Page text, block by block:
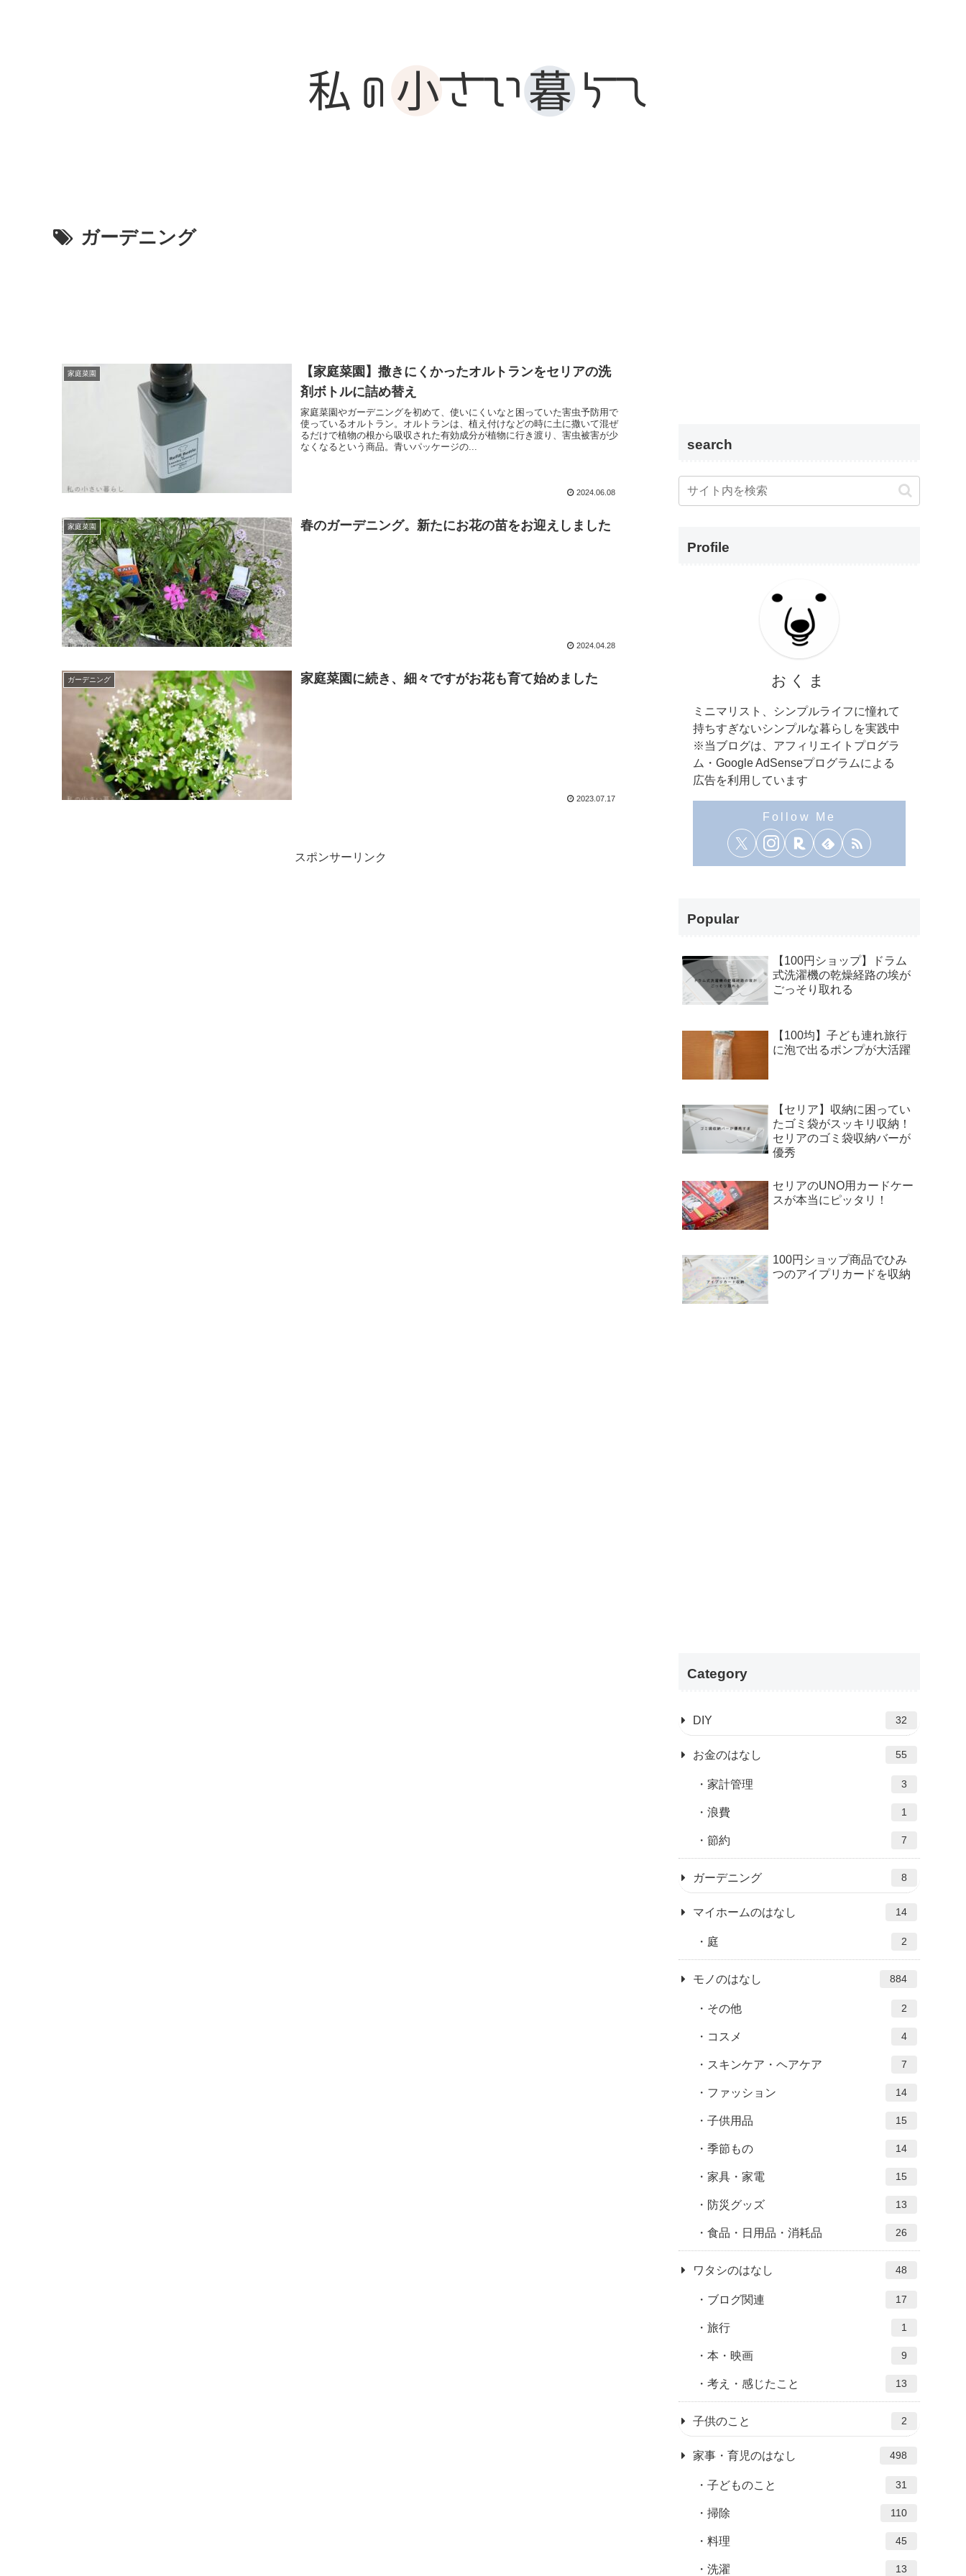
ガーデニング
家庭菜園
【家庭菜園】撒きにくかったオルトランをセリアの洗
剤ボトルに詰め替え
家庭菜園やガーデニングを初めて、使いにくいなと困っていた害虫予防用で
使っているオルトラン。オルトランは、植え付けなどの時に土に撒いて混ぜ
るだけで植物の根から吸収された有効成分が植物に行き渡り、害虫被害が少
なくなるという商品。青いパッケージの...
2024.06.08
家庭菜園 春のガーデニング。新たにお花の苗をお迎えしました
2024.04.28
ガーデニング 家庭菜園に続き、細々ですがお花も育て始めました
2023.07.17
スポンサーリンク
search
Profile
おくま
ミニマリスト、シンプルライフに憧れて
持ちすぎないシンプルな暮らしを実践中
※当ブログは、アフィリエイトプログラ
ム・Google AdSenseプログラムによる
広告を利用しています
Popular
【100円ショップ】ドラム
式洗濯機の乾燥経路の埃が
ごっそり取れる
【100均】子ども連れ旅行
に泡で出るポンプが大活躍
【セリア】収納に困ってい
たゴミ袋がスッキリ収納！
セリアのゴミ袋収納バーが
優秀
セリアのUNO用カードケー
スが本当にピッタリ！
100円ショップ商品でひみ
つのアイプリカードを収納
Category
DIY 32
お金のはなし 55
家計管理 3
浪費 1
節約 7
ガーデニング 8
マイホームのはなし 14
庭 2
モノのはなし 884
その他 2
コスメ 4
スキンケア・ヘアケア 7
ファッション 14
子供用品 15
季節もの 14
家具・家電 15
防災グッズ 13
食品・日用品・消耗品 26
ワタシのはなし 48
ブログ関連 17
旅行 1
本・映画 9
考え・感じたこと 13
子供のこと 2
家事・育児のはなし 498
子どものこと 31
掃除 110
料理 45
洗濯 13